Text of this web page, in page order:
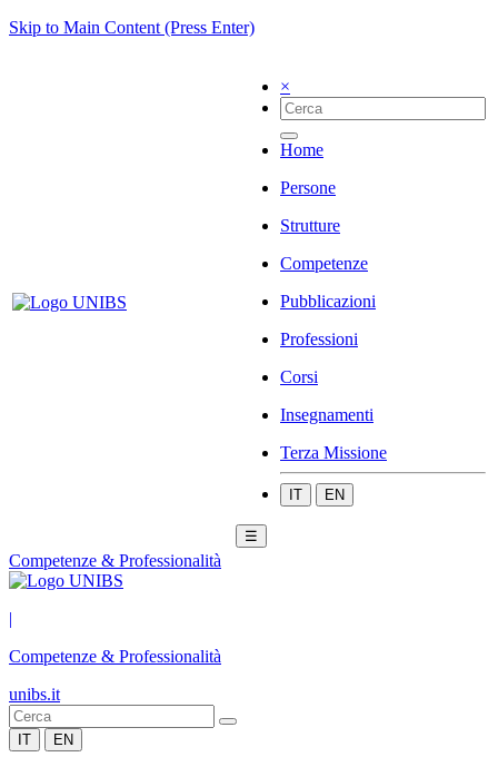
Skip to Main Content (Press Enter)
×
Home
Persone
Strutture
Competenze
Pubblicazioni
Professioni
Corsi
Insegnamenti
Terza Missione
IT EN
☰
Competenze & Professionalità
|
Competenze & Professionalità
unibs.it
IT EN